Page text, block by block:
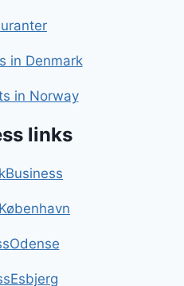
in Denmark
in Norway
links